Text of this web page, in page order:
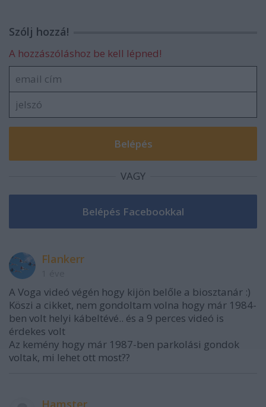
Szólj hozzá!
A hozzászóláshoz be kell lépned!
VAGY
Flankerr
A Voga videó végén hogy kijön belőle a biosztanár :)
Köszi a cikket, nem gondoltam volna hogy már 1984-
ben volt helyi kábeltévé.. és a 9 perces videó is
érdekes volt
Az kemény hogy már 1987-ben parkolási gondok
voltak, mi lehet ott most??
Hamster